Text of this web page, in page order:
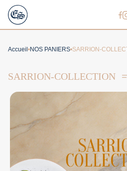
Accueil NOS PANIERS SARRION-
SARRION-COLLECTION